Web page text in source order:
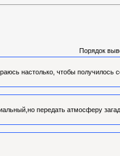
Порядок
настолько, чтобы получилось
передать атмосферу